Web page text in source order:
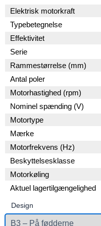
Elektrisk motorkraft
Typebetegnelse
Effektivitet
Serie
Rammestørrelse (mm)
Antal poler
Motorhastighed (rpm)
Nominel spænding (V)
Motortype
Mærke
Motorfrekvens (Hz)
Beskyttelsesklasse
Motorkøling
Aktuel lagertilgængelighed
Design